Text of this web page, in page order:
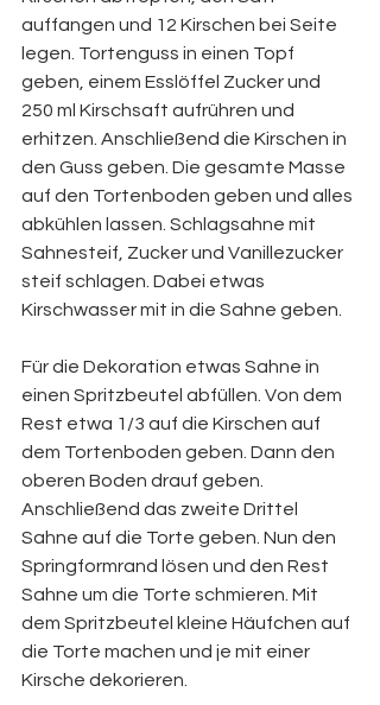
auffangen und 12 Kirschen bei Seite
legen. Tortenguss in einen Topf
geben, einem Esslöffel Zucker und
250 ml Kirschsaft aufrühren und
erhitzen. Anschließend die Kirschen in
den Guss geben. Die gesamte Masse
auf den Tortenboden geben und alles
abkühlen lassen. Schlagsahne mit
Sahnesteif, Zucker und Vanillezucker
steif schlagen. Dabei etwas
Kirschwasser mit in die Sahne geben.
Für die Dekoration etwas Sahne in
einen Spritzbeutel abfüllen. Von dem
Rest etwa 1/3 auf die Kirschen auf
dem Tortenboden geben. Dann den
oberen Boden drauf geben.
Anschließend das zweite Drittel
Sahne auf die Torte geben. Nun den
Springformrand lösen und den Rest
Sahne um die Torte schmieren. Mit
dem Spritzbeutel kleine Häufchen auf
die Torte machen und je mit einer
Kirsche dekorieren.